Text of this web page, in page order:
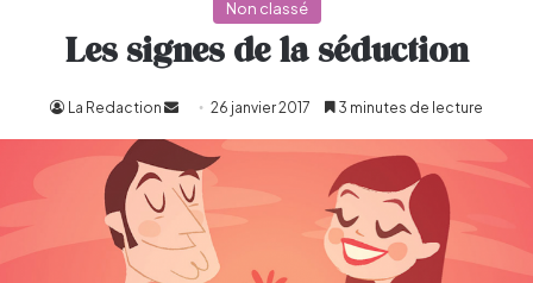
Non classé
Les signes de la séduction
La Redaction
Envoyer
un
courriel
26 janvier 2017 3 minutes de lecture